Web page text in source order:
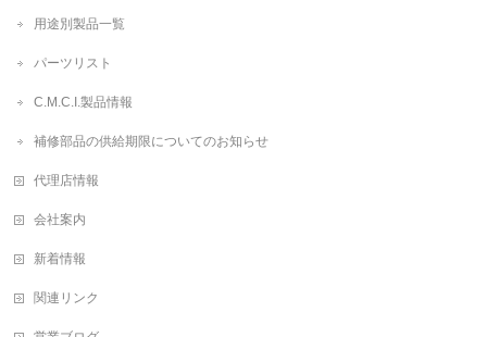
用途別製品一覧
パーツリスト
C.M.C.I.製品情報
補修部品の供給期限についてのお知らせ
代理店情報
会社案内
新着情報
関連リンク